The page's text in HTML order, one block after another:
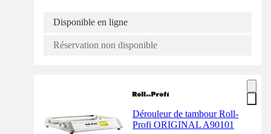
Disponible en ligne
Réservation non disponible
Dérouleur de tambour Roll-
Profi ORIGINAL A90101